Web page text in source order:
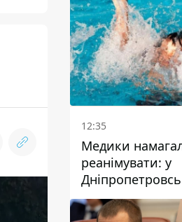
12:35
Медики
реанімувати: у
дворічний
у басейні